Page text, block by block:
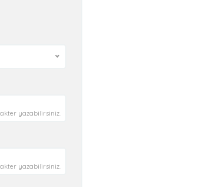
yazabilirsiniz.
yazabilirsiniz.